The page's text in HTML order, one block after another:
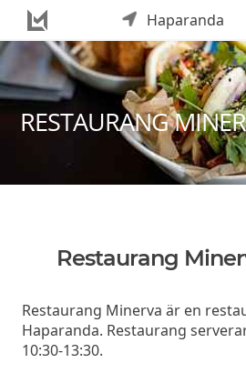
Haparanda
RESTAURANG
Restaurang
Restaurang Minerva är en
Haparanda. Restaurang
10:30-13:30.